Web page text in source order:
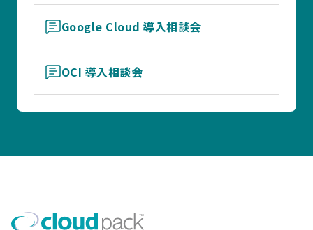
Google Cloud 導入相談会
OCI 導入相談会